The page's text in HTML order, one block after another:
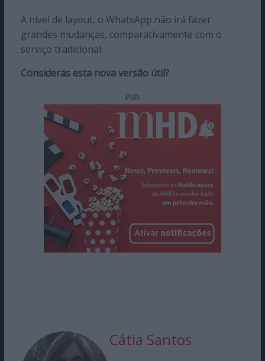
A nível de layout, o WhatsApp não irá fazer
grandes mudanças, comparativamente com o
serviço tradicional.
Consideras esta nova versão útil?
Pub
Cátia Santos